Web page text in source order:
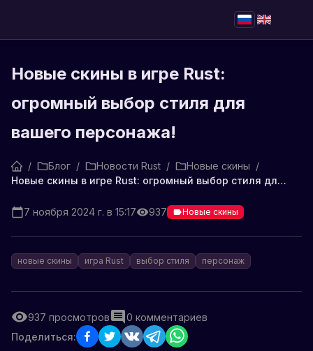
Новые скины в игре Rust:
огромный выбор стиля для
вашего персонажа!
/ Блог / Новости Rust / Новые скины /
Новые скины в игре Rust: огромный выбор стиля для вашего персонажа!
7 ноября 2024 г. в 15:17 937 Новые скины
новые скины игра Rust выбор стиля персонаж
937 просмотров 0 комментариев
Поделиться: